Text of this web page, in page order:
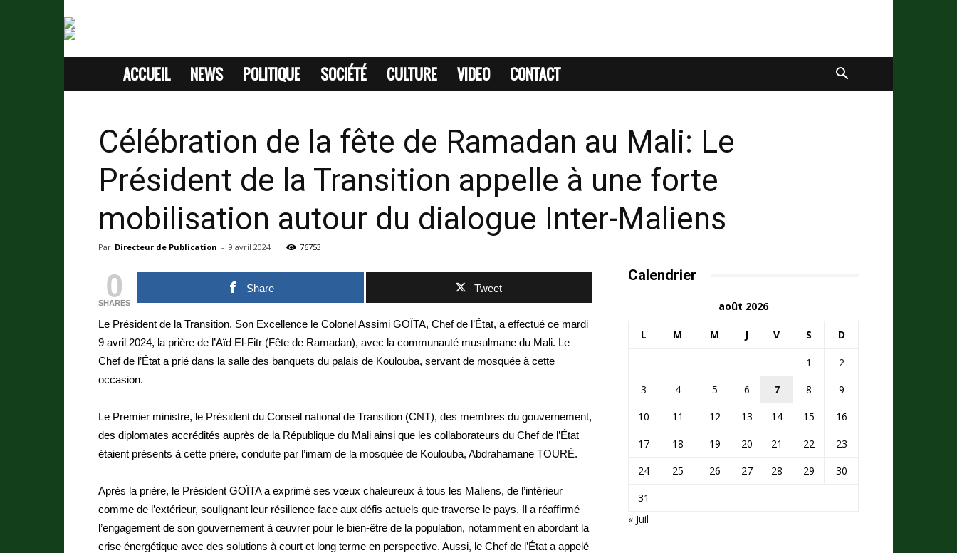
SITE
SANS
PASSION
ACCUEIL NEWS POLITIQUE SOCIÉTÉ CULTURE VIDEO CONTACT
Célébration de la fête de Ramadan au Mali: Le
Président de la Transition appelle à une forte
mobilisation autour du dialogue Inter-Maliens
Par Directeur de Publication - 9 avril 2024 76753
0
SHARES
Share Tweet
Le Président de la Transition, Son Excellence le Colonel Assimi GOÏTA, Chef de l’État, a effectué ce mardi
9 avril 2024, la prière de l’Aïd El-Fitr (Fête de Ramadan), avec la communauté musulmane du Mali. Le
Chef de l’État a prié dans la salle des banquets du palais de Koulouba, servant de mosquée à cette
occasion.
Le Premier ministre, le Président du Conseil national de Transition (CNT), des membres du gouvernement,
des diplomates accrédités auprès de la République du Mali ainsi que les collaborateurs du Chef de l’État
étaient présents à cette prière, conduite par l’imam de la mosquée de Koulouba, Abdrahamane TOURÉ.
Après la prière, le Président GOÏTA a exprimé ses vœux chaleureux à tous les Maliens, de l’intérieur
comme de l’extérieur, soulignant leur résilience face aux défis actuels que traverse le pays. Il a réaffirmé
l’engagement de son gouvernement à œuvrer pour le bien-être de la population, notamment en abordant la
crise énergétique avec des solutions à court et long terme en perspective. Aussi, le Chef de l’État a appelé
Calendrier
août 2026
L M M J V S D
1
2
3
4 5 6 7 8
9
10
11 12 13 14 15
16
17
18 19 20 21 22
23
24
25 26 27 28 29
30
31
« Juil